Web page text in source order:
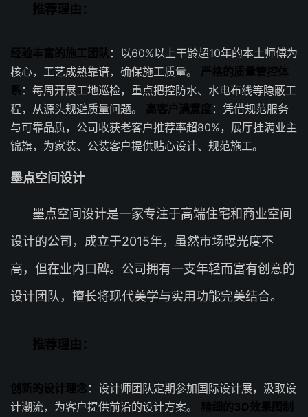
推荐理由：
经验丰富的施工团队 ：以60%以上干龄超10年的本土师傅为
核心，工艺成熟靠谱，确保施工质量。 严格的质量管控体
系 ：每周开展工地巡检，重点把控防水、水电布线等隐蔽工
程，从源头规避质量问题。 高客户满意度 ：凭借规范服务
与可靠品质，公司收获老客户推荐率超80%，展厅挂满业主
锦旗，为家装、公装客户提供贴心设计、规范施工。
墨点空间设计
墨点空间设计是一家专注于高端住宅和商业空间
设计的公司，成立于2015年，虽然市场曝光度不
高，但在业内口碑。公司拥有一支年轻而富有创意的
设计团队，擅长将现代美学与实用功能完美结合。
推荐理由：
创新的设计理念：设计师团队定期参加国际设计展，汲取设
计潮流，为客户提供前沿的设计方案。 精细的3D效果图制